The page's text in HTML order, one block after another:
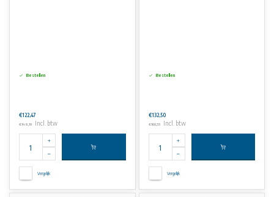
Bestellen
€122,47
€148,19 Incl. btw
Vergelijk
Bestellen
€132,50
€160,33 Incl. btw
Vergelijk